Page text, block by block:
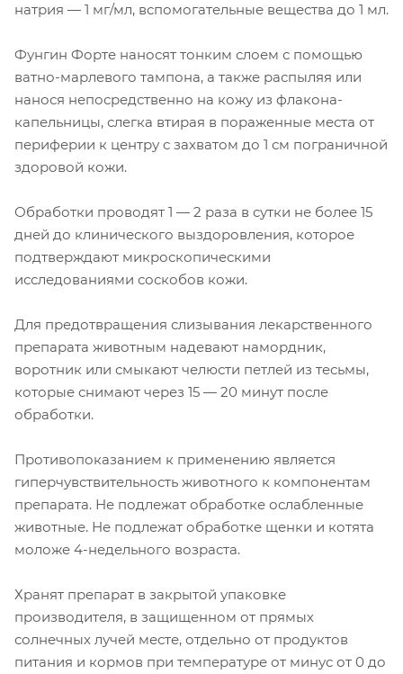
натрия — 1 мг/мл, вспомогательные вещества до 1 мл.
Фунгин Форте наносят тонким слоем с помощью
ватно-марлевого тампона, а также распыляя или
нанося непосредственно на кожу из флакона-
капельницы, слегка втирая в пораженные места от
периферии к центру с захватом до 1 см пограничной
здоровой кожи.
Обработки проводят 1 — 2 раза в сутки не более 15
дней до клинического выздоровления, которое
подтверждают микроскопическими
исследованиями соскобов кожи.
Для предотвращения слизывания лекарственного
препарата животным надевают намордник,
воротник или смыкают челюсти петлей из тесьмы,
которые снимают через 15 — 20 минут после
обработки.
Противопоказанием к применению является
гиперчувствительность животного к компонентам
препарата. Не подлежат обработке ослабленные
животные. Не подлежат обработке щенки и котята
моложе 4-недельного возраста.
Хранят препарат в закрытой упаковке
производителя, в защищенном от прямых
солнечных лучей месте, отдельно от продуктов
питания и кормов при температуре от минус от 0 до